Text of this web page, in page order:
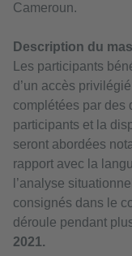
Cameroun.
Description du
Les participants
d’un accès
complétées par des
participants et la
seront abordées
rapport avec la
l’analyse
consignés dans le
déroule pendant
2021.